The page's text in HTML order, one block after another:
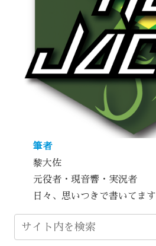
筆者
黎大佐
元役者・現音響・実況者
日々、思いつきで書いてます